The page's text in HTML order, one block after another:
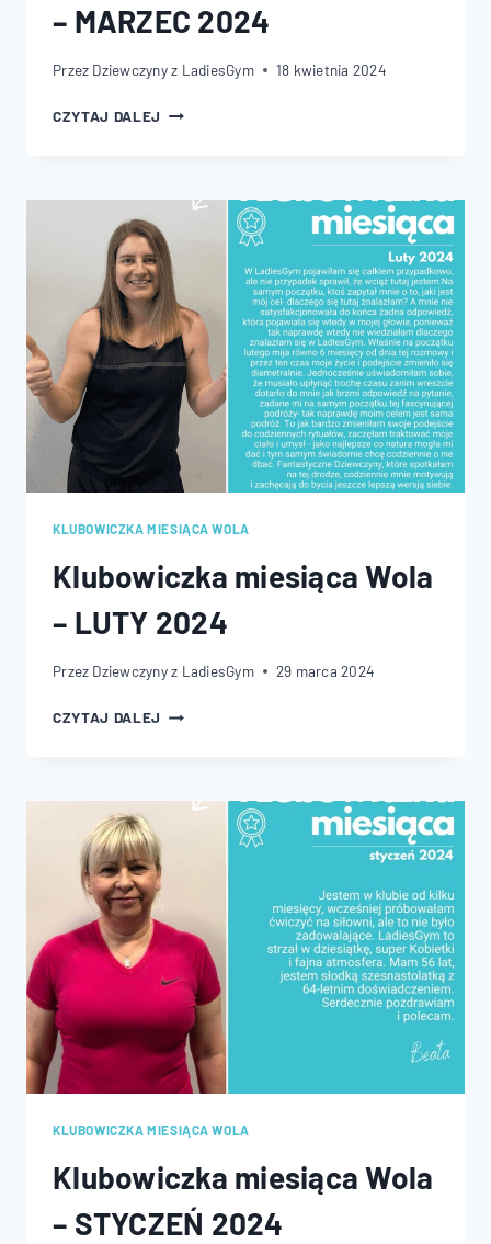
– MARZEC 2024
Przez Dziewczyny z LadiesGym 18 kwietnia 2024
CZYTAJ DALEJ KLUBOWICZKA
MARZEC
KLUBOWICZKA MIESIĄCA WOLA
Klubowiczka miesiąca Wola
– LUTY 2024
Przez Dziewczyny z LadiesGym 29 marca 2024
CZYTAJ DALEJ KLUBOWICZKA
LUTY
KLUBOWICZKA MIESIĄCA WOLA
Klubowiczka miesiąca Wola
– STYCZEŃ 2024